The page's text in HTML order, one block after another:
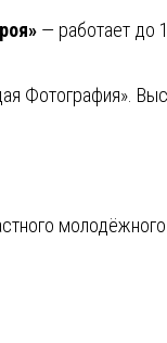
— работает до
Фотография».